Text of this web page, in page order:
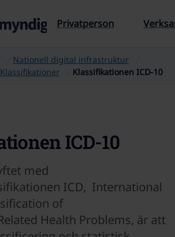
Till sidans innehåll
Privatperson
Nationell digital infrastruktur
Klassifikationer Klassifikationen ICD-10
ICD-10
med
ICD, International
of
Health Problems, är att